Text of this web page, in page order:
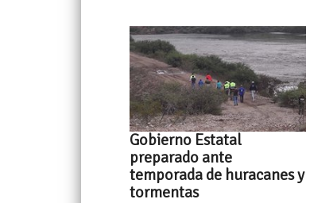
Gobierno Estatal
preparado ante
temporada de huracanes y
tormentas